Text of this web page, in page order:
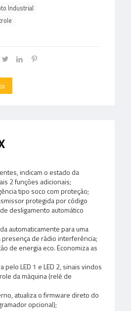
Industrial
indicam o estado da
2 funções adicionais;
tipo soco com proteção;
protegida por código
desligamento automático
automaticamente para uma
de rádio interferência;
de energia eco. Economiza as
pelo LED 1 e LED 2, sinais vindos
da máquina (relé de
atualiza o firmware direto do
opcional);